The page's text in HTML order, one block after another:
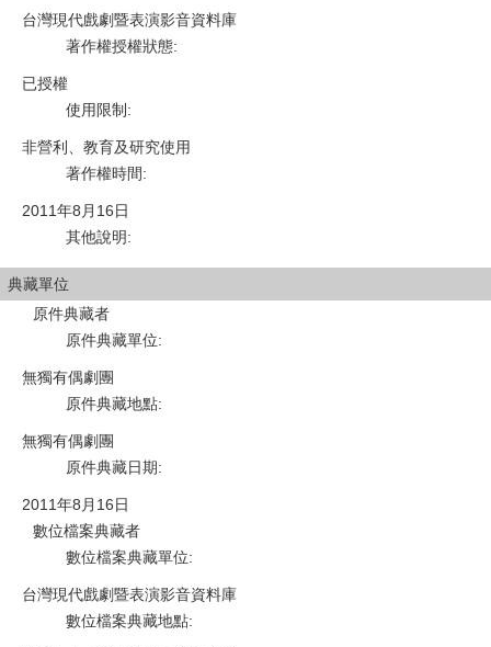
台灣現代戲劇暨表演影音資料庫
著作權授權狀態:
已授權
使用限制 :
非營利、教育及研究使用
著作權時間:
2011年8月16日
其他說明:
典藏單位
原件典藏者
原件典藏單位:
無獨有偶劇團
原件典藏地點:
無獨有偶劇團
原件典藏日期:
2011年8月16日
數位檔案典藏者
數位檔案典藏單位:
台灣現代戲劇暨表演影音資料庫
數位檔案典藏地點: